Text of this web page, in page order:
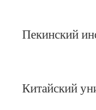
Пекинский
Китайский